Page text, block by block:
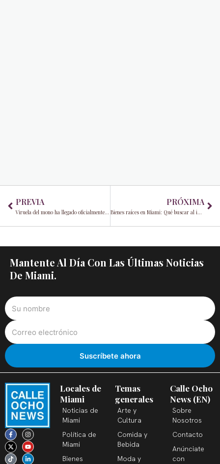
PREVIA
Viruela del mono ha llegado oficialmente al sur de Florida después de que se reporta el segundo caso en Broward
PRÓXIMA
Bienes raíces en Miami: Qué buscar al invertir
Mantente Al Día Con Las Últimas Noticias
De Miami.
F
a
c
e
b
o
I
n
s
t
a
g
X
-
t
w
i
t
Y
o
u
t
u
b
T
i
k
t
o
k
L
i
n
k
e
d
Locales de
Miami
Noticias de
Miami
Política de
Miami
Bienes
Temas
generales
Arte y
Cultura
Comida y
Bebida
Moda y
Calle Ocho
News (EN)
Sobre
Nosotros
Contacto
Anúnciate
con